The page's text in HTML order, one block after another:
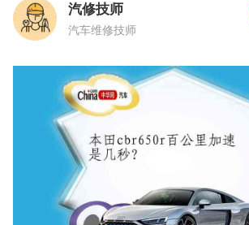
汽修技师
汽车维修技师